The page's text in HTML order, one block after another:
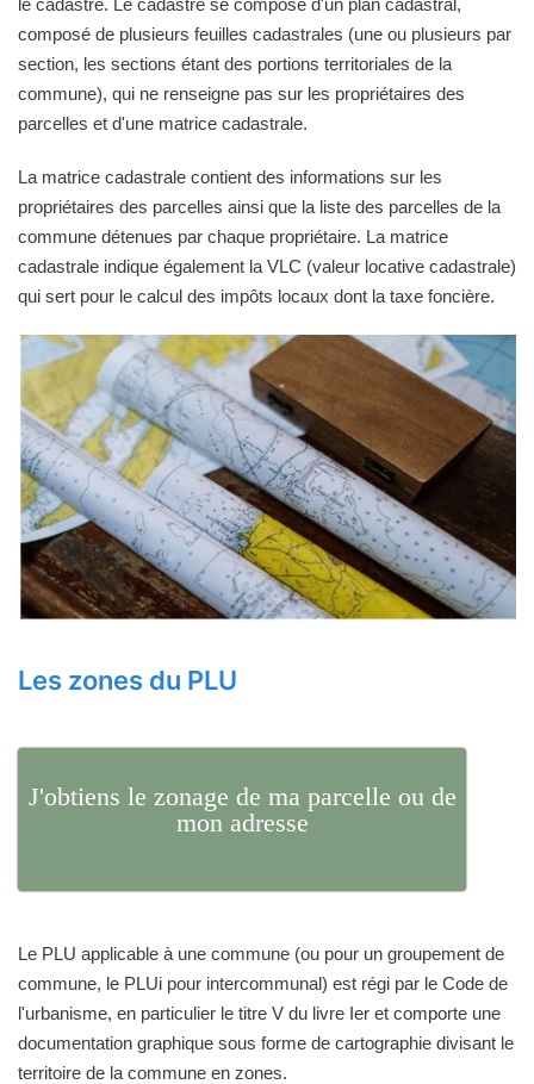
composé de plusieurs feuilles cadastrales (une ou plusieurs par
section, les sections étant des portions territoriales de la
commune), qui ne renseigne pas sur les propriétaires des
parcelles et d'une matrice cadastrale.
La matrice cadastrale contient des informations sur les
propriétaires des parcelles ainsi que la liste des parcelles de la
commune détenues par chaque propriétaire. La matrice
cadastrale indique également la VLC (valeur locative cadastrale)
qui sert pour le calcul des impôts locaux dont la taxe foncière.
Les zones du PLU
J'obtiens le zonage de ma parcelle ou de
mon adresse
Le PLU applicable à une commune (ou pour un groupement de
commune, le PLUi pour intercommunal) est régi par le Code de
l'urbanisme, en particulier le titre V du livre Ier et comporte une
documentation graphique sous forme de cartographie divisant le
territoire de la commune en zones.